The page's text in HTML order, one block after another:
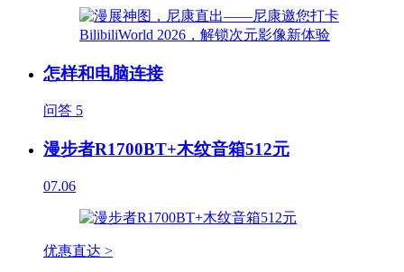
怎样和电脑连接
问答 5
漫步者R1700BT+木纹音箱512元
07.06
优惠直达 >